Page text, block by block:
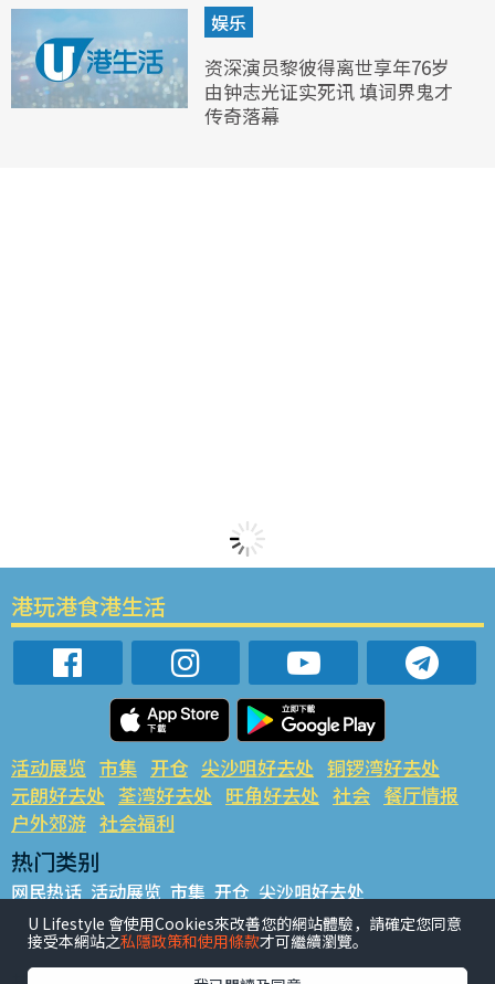
娱乐
资深演员黎彼得离世享年76岁
由钟志光证实死讯 填词界鬼才
传奇落幕
港玩港食港生活
活动展览 市集 开仓 尖沙咀好去处 铜锣湾好去处
元朗好去处 荃湾好去处 旺角好去处 社会 餐厅情报
户外郊游 社会福利
热门类别
网民热话 活动展览 市集 开仓 尖沙咀好去处
铜锣湾好去处 元朗好去处 荃湾好去处 旺角好去处 社会
餐厅情报 户外郊游
U Lifestyle 會使用Cookies來改善您的網站體驗，請確定您同意
接受本網站之私隱政策和使用條款才可繼續瀏覽。